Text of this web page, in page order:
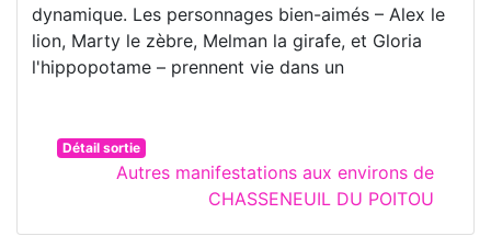
dynamique. Les personnages bien-aimés – Alex le
lion, Marty le zèbre, Melman la girafe, et Gloria
l'hippopotame – prennent vie dans un
Détail sortie
Autres manifestations aux environs de
CHASSENEUIL DU POITOU